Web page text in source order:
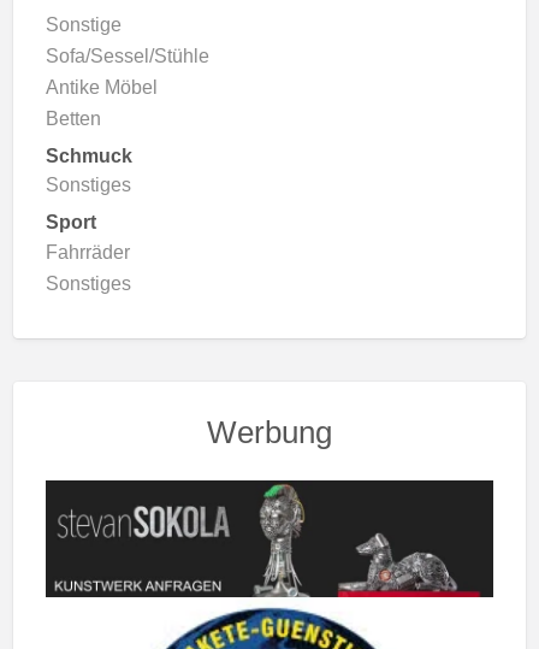
Sonstige
Sofa/Sessel/Stühle
Antike Möbel
Betten
Schmuck
Sonstiges
Sport
Fahrräder
Sonstiges
Werbung